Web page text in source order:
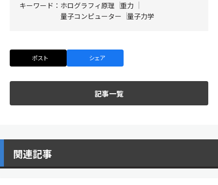
キーワード： ホログラフィ原理 重力
量子コンピューター
量子力学
ポスト シェア
記事一覧
関連記事